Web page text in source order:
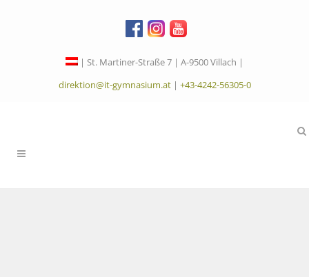
| St. Martiner-Straße 7 | A-9500 Villach |
direktion@it-gymnasium.at| +43-4242-56305-0